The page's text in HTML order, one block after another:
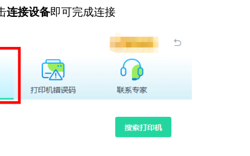
连接设备即可完成连接